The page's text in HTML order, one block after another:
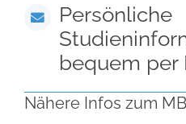
Persönliche
bequem per
Nähere Infos zum